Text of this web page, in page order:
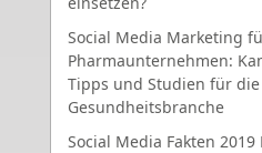
Social Media Marketing
Pharmaunternehmen:
Tipps und Studien für die
Gesundheitsbranche
Social Media Fakten 2019